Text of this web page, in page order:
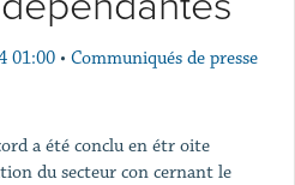
01:00 • Communiqués de presse
a été conclu en étr oite
du secteur con cernant le